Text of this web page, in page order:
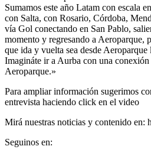
Sumamos este año Latam con escala
con Salta, con Rosario, Córdoba,
vía Gol conectando en San Pablo,
momento y regresando a Aeroparque,
que ida y vuelta sea desde
Imagináte ir a Aurba con una
Aeroparque.»
Para ampliar información sugerimos
entrevista haciendo click en el video
Mirá nuestras noticias y contenido en:
Seguinos en: